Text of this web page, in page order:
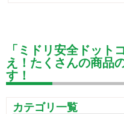
「ミドリ安全ドット
え！たくさんの商品
す！
カテゴリ一覧